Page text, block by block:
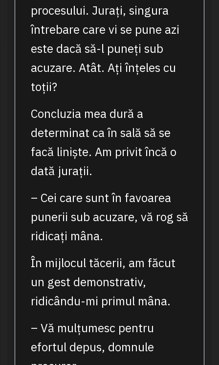
procesului. Jurați, singura
întrebare care vi se pune azi
este dacă să-l puneți sub
acuzare. Atât. Ați înțeles cu
toții?
Concluzia mea dură a
determinat ca în sală să se
facă liniște. Am privit încă o
dată jurații.
– Cei care sunt în favoarea
punerii sub acuzare, vă rog să
ridicați mâna.
În mijlocul tăcerii, am făcut
un gest demonstrativ,
ridicându-mi primul mâna.
– Vă mulțumesc pentru
efortul depus, domnule